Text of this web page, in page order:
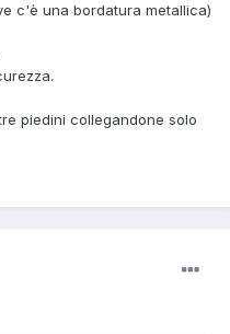
c'è una bordatura metallica)
piedini collegandone solo